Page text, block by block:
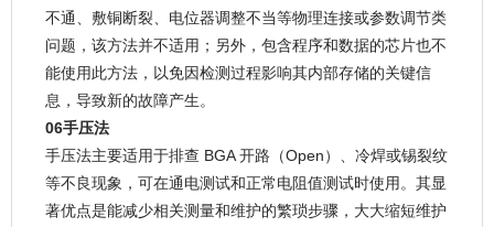
不通、敷铜断裂、电位器调整不当等物理连接或参数调节类
问题，该方法并不适用；另外，包含程序和数据的芯片也不
能使用此方法，以免因检测过程影响其内部存储的关键信
息，导致新的故障产生。
06手压法
手压法主要适用于排查 BGA 开路（Open）、冷焊或锡裂纹
等不良现象，可在通电测试和正常电阻值测试时使用。其显
著优点是能减少相关测量和维护的繁琐步骤，大大缩短维护